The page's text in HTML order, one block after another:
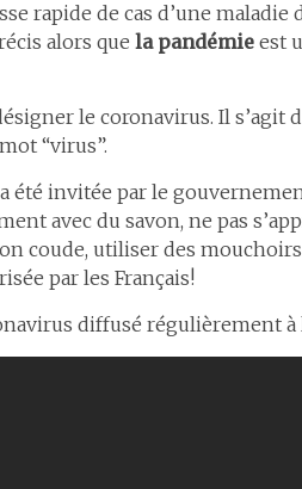
rapide de cas d’une maladie
alors que la pandémie est
le coronavirus. Il s’agit
“virus”.
été invitée par le
avec du savon, ne pas
coude, utiliser des
par les Français!
diffusé régulièrement à